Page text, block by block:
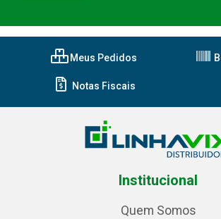
Meus Pedidos
Notas Fiscais
Institucional
Quem Somos